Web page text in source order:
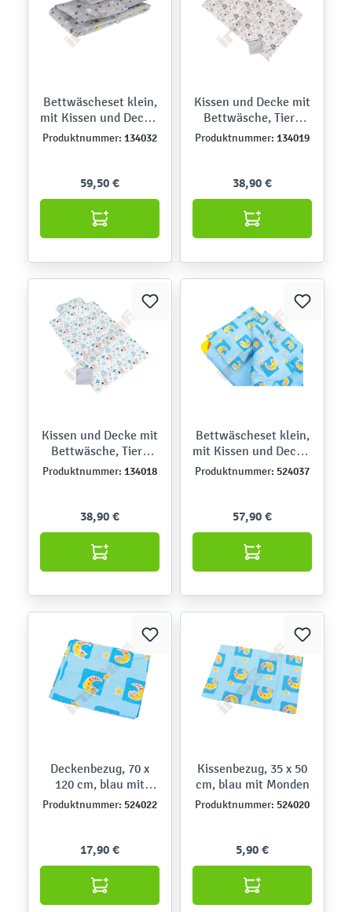
Bettwäscheset klein,
mit Kissen und Decke,
grau gemustert
Produktnummer: 134032
59,50 €
Kissen und Decke mit
Bettwäsche, Tiere
grau-rosa
Produktnummer: 134019
38,90 €
Kissen und Decke mit
Bettwäsche, Tiere
grau-blau
Produktnummer: 134018
38,90 €
Bettwäscheset klein,
mit Kissen und Decke,
blau
Produktnummer: 524037
57,90 €
Deckenbezug, 70 x
120 cm, blau mit
Monden
Produktnummer: 524022
17,90 €
Kissenbezug, 35 x 50
cm, blau mit Monden
Produktnummer: 524020
5,90 €